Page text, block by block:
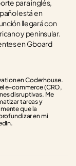
para inglés,
está en
llegará con
y peninsular.
en Gboard
en Coderhouse.
e-commerce (CRO,
disruptivas. Me
tareas y
que la
en mi